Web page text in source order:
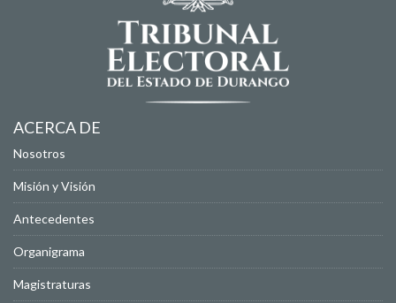
ACERCA DE
Nosotros
Misión y Visión
Antecedentes
Organigrama
Magistraturas